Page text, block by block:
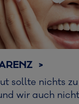
>
sollte nichts
wir auch